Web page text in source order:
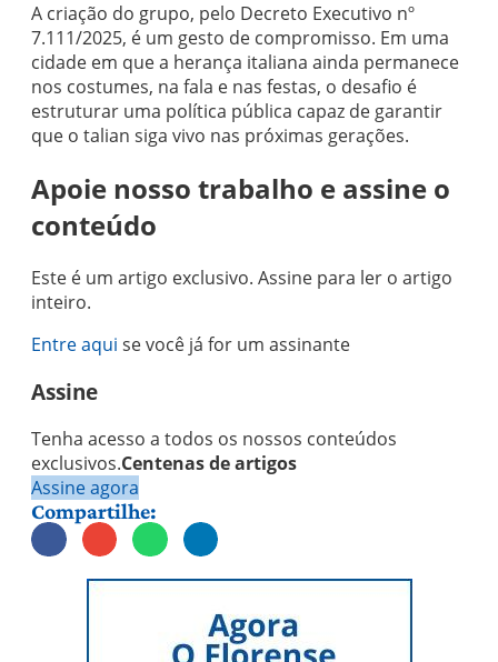
A criação do grupo, pelo Decreto Executivo nº
7.111/2025, é um gesto de compromisso. Em uma
cidade em que a herança italiana ainda permanece
nos costumes, na fala e nas festas, o desafio é
estruturar uma política pública capaz de garantir
que o talian siga vivo nas próximas gerações.
Apoie nosso trabalho e assine o
conteúdo
Este é um artigo exclusivo. Assine para ler o artigo
inteiro.
Entre aqui se você já for um assinante
Assine
Tenha acesso a todos os nossos conteúdos
exclusivos.Centenas de artigos
Assine agora
Compartilhe: